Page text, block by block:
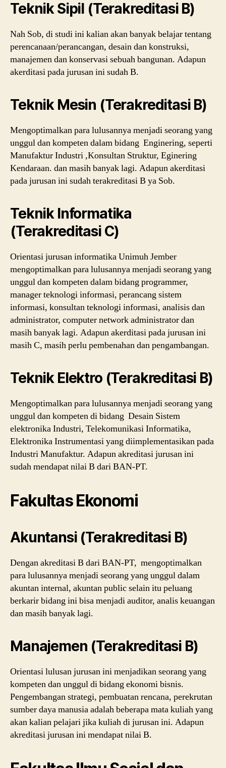
Teknik Sipil (Terakreditasi B)
Nah Sob, di studi ini kalian akan banyak belajar tentang
perencanaan/perancangan, desain dan konstruksi,
manajemen dan konservasi sebuah bangunan. Adapun
akerditasi pada jurusan ini sudah B.
Teknik Mesin (Terakreditasi B)
Mengoptimalkan para lulusannya menjadi seorang yang
unggul dan kompeten dalam bidang Enginering, seperti
Manufaktur Industri ,Konsultan Struktur, Eginering
Kendaraan. dan masih banyak lagi. Adapun akerditasi
pada jurusan ini sudah terakreditasi B ya Sob.
Teknik Informatika
(Terakreditasi C)
Orientasi jurusan informatika Unimuh Jember
mengoptimalkan para lulusannya menjadi seorang yang
unggul dan kompeten dalam bidang programmer,
manager teknologi informasi, perancang sistem
informasi, konsultan teknologi informasi, analisis dan
administrator, computer network administrator dan
masih banyak lagi. Adapun akerditasi pada jurusan ini
masih C, masih perlu pembenahan dan pengambangan.
Teknik Elektro (Terakreditasi B)
Mengoptimalkan para lulusannya menjadi seorang yang
unggul dan kompeten di bidang Desain Sistem
elektronika Industri, Telekomunikasi Informatika,
Elektronika Instrumentasi yang diimplementasikan pada
Industri Manufaktur. Adapun akreditasi jurusan ini
sudah mendapat nilai B dari BAN-PT.
Fakultas Ekonomi
Akuntansi (Terakreditasi B)
Dengan akreditasi B dari BAN-PT, mengoptimalkan
para lulusannya menjadi seorang yang unggul dalam
akuntan internal, akuntan public selain itu peluang
berkarir bidang ini bisa menjadi auditor, analis keuangan
dan masih banyak lagi.
Manajemen (Terakreditasi B)
Orientasi lulusan jurusan ini menjadikan seorang yang
kompeten dan unggul di bidang ekonomi bisnis.
Pengembangan strategi, pembuatan rencana, perekrutan
sumber daya manusia adalah beberapa mata kuliah yang
akan kalian pelajari jika kuliah di jurusan ini. Adapun
akreditasi jurusan ini mendapat nilai B.